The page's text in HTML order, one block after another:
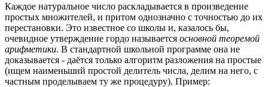
Каждое натуральное число раскладывается в произведение
простых множителей, и притом однозначно с точностью до их
перестановки. Это известное со школы и, казалось бы,
очевидное утверждение гордо называется основной теоремой
арифметики. В стандартной школьной программе она не
доказывается - даётся только алгоритм разложения на простые
(ищем наименьший простой делитель числа, делим на него, с
частным проделываем ту же процедуру). Пример: